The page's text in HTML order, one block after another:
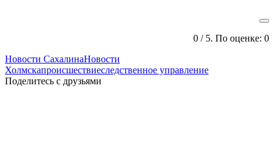
0 / 5. По оценке: 0
Новости СахалинаНовости
Холмскапроисшествиеследственное управление
Поделитесь с друзьями